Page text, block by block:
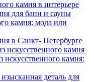
камня в интерьере
для бани и сауны
камня: мода или
в Санкт- Петербурге
искусственного камня
камня:
деталь для